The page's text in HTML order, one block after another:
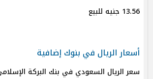
13.56 جنيه للبيع
أسعار الريال في بنوك إضافية
سعر الريال السعودي في بنك البركة